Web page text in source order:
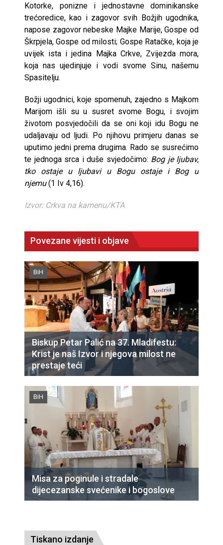
Kotorke, ponizne i jednostavne dominikanske
trećoredice, kao i zagovor svih Božjih ugodnika,
napose zagovor nebeske Majke Marije, Gospe od
Škrpjela, Gospe od milosti; Gospe Ratačke, koja je
uvijek ista i jedina Majka Crkve, Zvijezda mora,
koja nas ujedinjuje i vodi svome Sinu, našemu
Spasitelju.
Božji ugodnici, koje spomenuh, zajedno s Majkom
Marijom išli su u susret svome Bogu, i svojim
životom posvjedočili da se oni koji idu Bogu ne
udaljavaju od ljudi. Po njihovu primjeru danas se
uputimo jedni prema drugima. Rado se susrećimo
te jednoga srca i duše svjedočimo: Bog je ljubav,
tko ostaje u ljubavi u Bogu ostaje i Bog u
njemu(1 Iv 4,16).
Izvor: Crkva na kamenu/KTA
Povezane vijesti i objave
BiH
Biskup Petar Palić na 37. Mladifestu:
Krist je naš Izvor i njegova milost ne
prestaje teći
BiH
Misa za poginule i stradale
dijecezanske svećenike i bogoslove
Tiskano izdanje